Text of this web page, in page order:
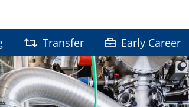
Transfer Early Career